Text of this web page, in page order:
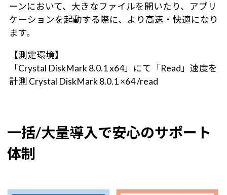
ーンにおいて、大きなファイルを開いたり、アプリ
ケーションを起動する際に、より高速・快適になり
ます。
【測定環境】
「Crystal DiskMark 8.0.1 x64」にて「Read」速度を
計測 Crystal DiskMark 8.0.1 ×64 /read
一括/大量導入で安心のサポート
体制